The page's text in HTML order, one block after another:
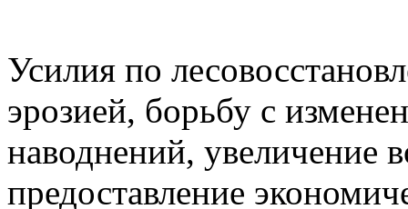
Усилия по
эрозией, борьбу с
наводнений, увеличение
предоставление